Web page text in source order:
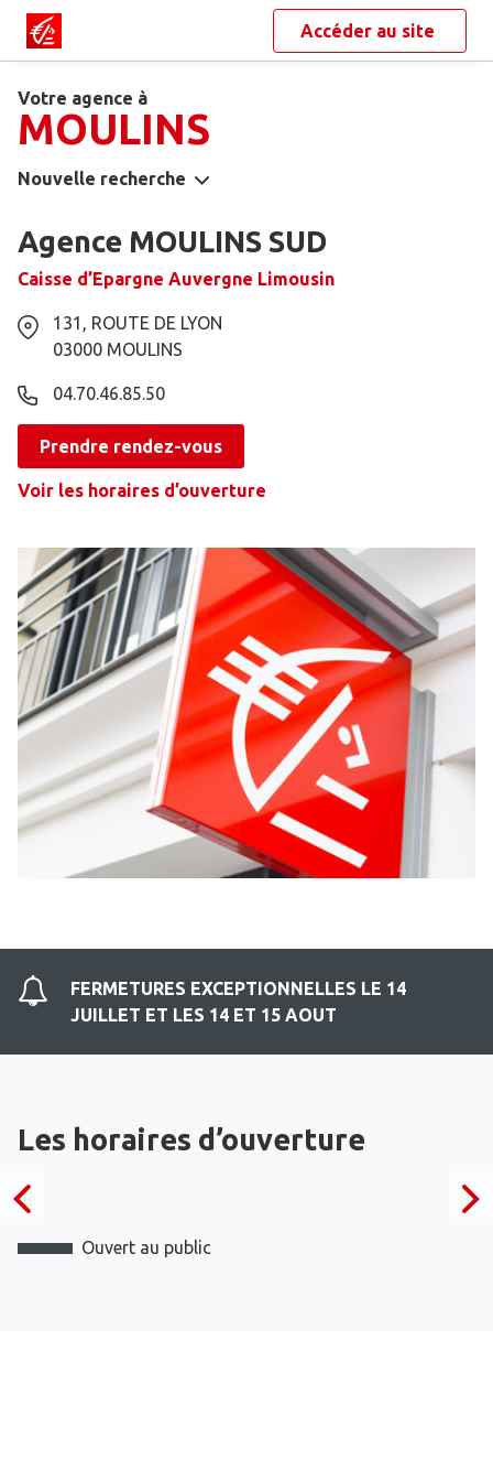
Accéder au site
Votre agence à
MOULINS
Nouvelle recherche
Agence MOULINS SUD
Caisse d’Epargne Auvergne Limousin
131, ROUTE DE LYON
03000 MOULINS
04.70.46.85.50
Prendre rendez-vous
Voir les horaires d’ouverture
FERMETURES EXCEPTIONNELLES LE 14
JUILLET ET LES 14 ET 15 AOUT
Les horaires d’ouverture
Ouvert au public